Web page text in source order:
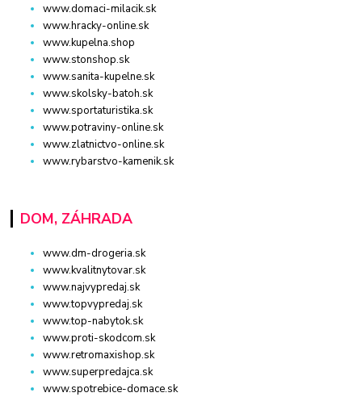
www.domaci-milacik.sk
www.hracky-online.sk
www.kupelna.shop
www.stonshop.sk
www.sanita-kupelne.sk
www.skolsky-batoh.sk
www.sportaturistika.sk
www.potraviny-online.sk
www.zlatnictvo-online.sk
www.rybarstvo-kamenik.sk
DOM, ZÁHRADA
www.dm-drogeria.sk
www.kvalitnytovar.sk
www.najvypredaj.sk
www.topvypredaj.sk
www.top-nabytok.sk
www.proti-skodcom.sk
www.retromaxishop.sk
www.superpredajca.sk
www.spotrebice-domace.sk